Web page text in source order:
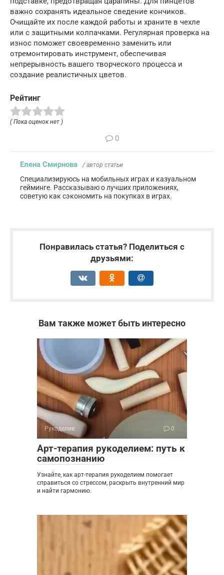
важно сохранять идеальное сведение кончиков.
Очищайте их после каждой работы и храните в чехле
или с защитными колпачками. Регулярная проверка на
износ поможет своевременно заменить или
отремонтировать инструмент, обеспечивая
непрерывность вашего творческого процесса и
создание реалистичных цветов.
Рейтинг
( Пока оценок нет )
0
Елена Смирнова / автор статьи
Специализируюсь на мобильных играх и казуальном
гейминге. Рассказываю о лучших приложениях,
советую как сэкономить на покупках в играх.
Понравилась статья? Поделиться с
друзьями:
Вам также может быть интересно
Рукоделие 0
Арт-терапия рукоделием: путь к
самопознанию
Узнайте, как арт-терапия рукоделием помогает
справиться со стрессом, раскрыть внутренний мир
и найти гармонию.